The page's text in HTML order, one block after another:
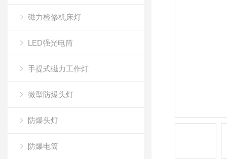
磁力检修机床灯
LED强光电筒
手提式磁力工作灯
微型防爆头灯
防爆头灯
防爆电筒